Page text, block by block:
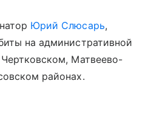
Юрий Слюсарь,
на административной
Матвеево-
районах.